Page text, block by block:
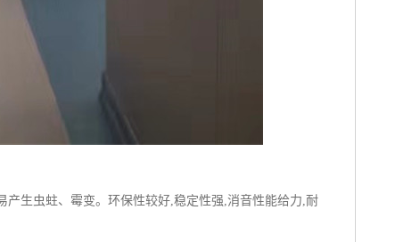
生虫蛀、霉变。环保性较好,稳定性强,消音性能给力,耐